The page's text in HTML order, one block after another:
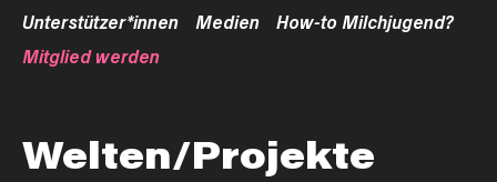
Unterstützer*innen
Medien
How-to Milchjugend?
Mitglied werden
Welten/Projekte